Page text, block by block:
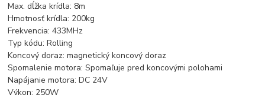
Max. dĺžka krídla: 8m
Hmotnosť krídla: 200kg
Frekvencia: 433MHz
Typ kódu: Rolling
Koncový doraz: magnetický koncový doraz
Spomalenie motora: Spomaľuje pred koncovými polohami
Napájanie motora: DC 24V
Výkon: 250W